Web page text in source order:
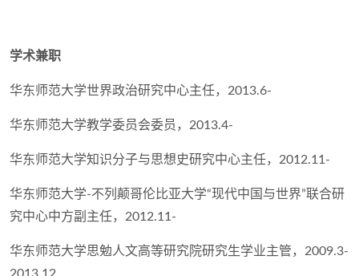
学术兼职
华东师范大学世界政治研究中心主任，2013.6-
华东师范大学教学委员会委员，2013.4-
华东师范大学知识分子与思想史研究中心主任，2012.11-
华东师范大学-不列颠哥伦比亚大学“现代中国与世界”联合研
究中心中方副主任，2012.11-
华东师范大学思勉人文高等研究院研究生学业主管，2009.3-